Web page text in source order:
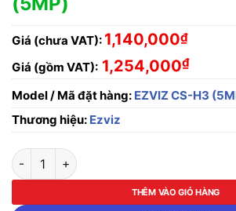
Giá (chưa VAT): 1,140,000₫
Giá (gồm VAT): 1,254,000₫
Model / Mã đặt hàng: EZVIZ CS-H3
Thương hiệu: Ezviz
Camera WiFi 5MP 3K EZVIZ CS-H3
THÊM VÀO GIỎ HÀNG